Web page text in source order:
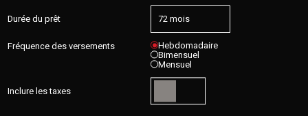
Durée du prêt
Fréquence des versements Hebdomadaire
Bimensuel
Mensuel
Inclure les taxes